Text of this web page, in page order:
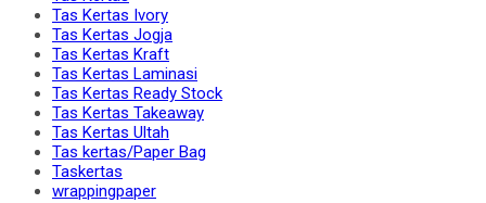
Tas Kertas Ivory
Tas Kertas Jogja
Tas Kertas Kraft
Tas Kertas Laminasi
Tas Kertas Ready Stock
Tas Kertas Takeaway
Tas Kertas Ultah
Tas kertas/Paper Bag
Taskertas
wrappingpaper